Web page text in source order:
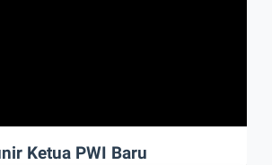
Ketua PWI Baru